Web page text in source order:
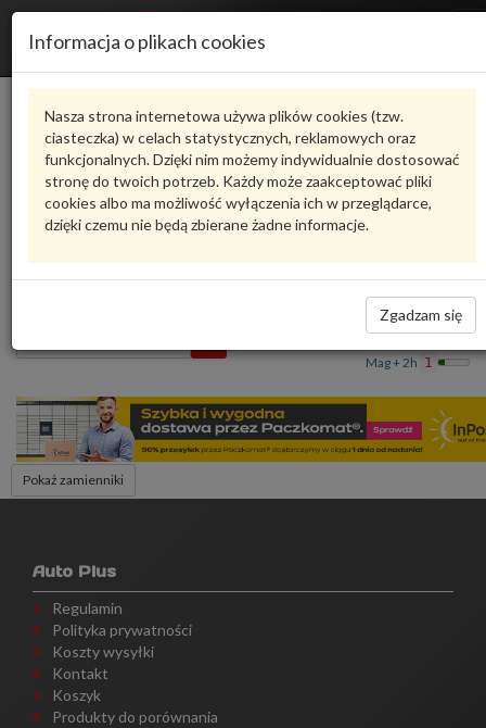
Informacja o plikach cookies
Nasza strona internetowa używa plików cookies (tzw.
ciasteczka) w celach statystycznych, reklamowych oraz
funkcjonalnych. Dzięki nim możemy indywidualnie dostosować
stronę do twoich potrzeb. Każdy może zaakceptować pliki
cookies albo ma możliwość wyłączenia ich w przeglądarce,
dzięki czemu nie będą zbierane żadne informacje.
Zgadzam się
Karta produktu
HEKO00462HEKO
oceń produkt
Zadaj pytanie o produkt
ilość
Dostępność
Wrocław 0
Mag + 2h 1
Pokaż zamienniki
Auto Plus
Regulamin
Polityka prywatności
Koszty wysyłki
Kontakt
Koszyk
Produkty do porównania